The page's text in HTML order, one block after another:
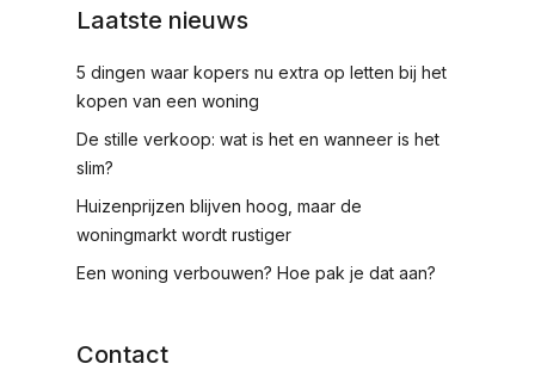
Laatste nieuws
5 dingen waar kopers nu extra op letten bij het
kopen van een woning
De stille verkoop: wat is het en wanneer is het
slim?
Huizenprijzen blijven hoog, maar de
woningmarkt wordt rustiger
Een woning verbouwen? Hoe pak je dat aan?
Contact